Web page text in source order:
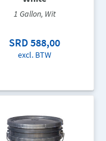
1 Gallon, Wit
SRD 588,00
excl. BTW